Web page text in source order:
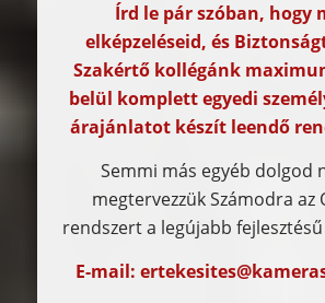
Írd le pár szóban, hogy
elképzeléseid, és
Szakértő kollégánk
belül komplett egyedi
árajánlatot készít leendő
Semmi más egyéb dolgod
megtervezzük Számodra az
rendszert a legújabb fejlesztésű
E-mail: